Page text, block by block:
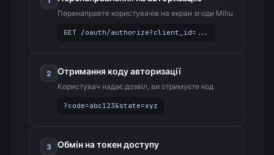
Перенаправте користувачів на екран згоди Mihu
GET /oauth/authorize?client_id=...
2 Отримання коду авторизації
Користувач надає дозвіл, ви отримуєте код
?code=abc123&state=xyz
3 Обмін на токен доступу